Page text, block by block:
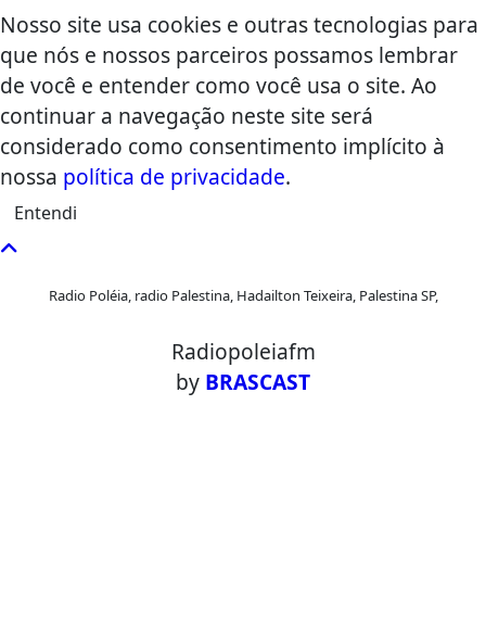
Nosso site usa cookies e outras tecnologias para
que nós e nossos parceiros possamos lembrar
de você e entender como você usa o site. Ao
continuar a navegação neste site será
considerado como consentimento implícito à
nossa política de privacidade.
Entendi
Radio Poléia, radio Palestina, Hadailton Teixeira, Palestina SP,
Radiopoleiafm
by BRASCAST